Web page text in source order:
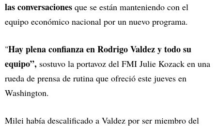
las conversaciones que se están manteniendo con el
equipo económico nacional por un nuevo programa.
"Hay plena confianza en Rodrigo Valdez y todo su
equipo”, sostuvo la portavoz del FMI Julie Kozack en una
rueda de prensa de rutina que ofreció este jueves en
Washington.
Milei había descalificado a Valdez por ser miembro del